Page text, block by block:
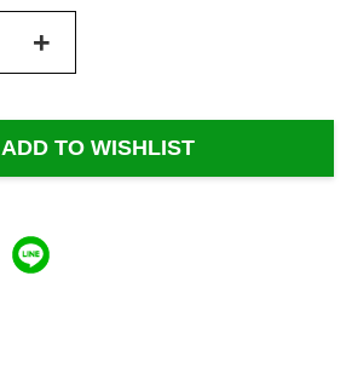
+
ADD TO WISHLIST